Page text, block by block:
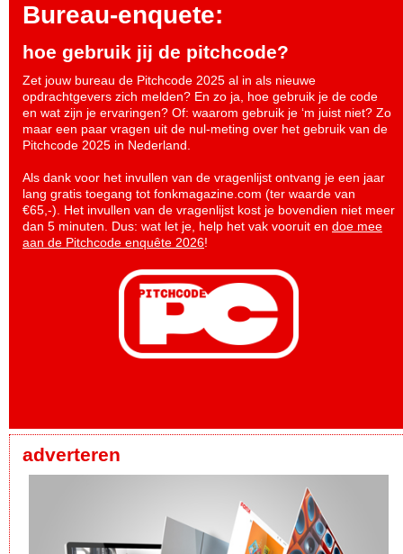
Bureau-enquete:
hoe gebruik jij de pitchcode?
Zet jouw bureau de Pitchcode 2025 al in als nieuwe
opdrachtgevers zich melden? En zo ja, hoe gebruik je de code
en wat zijn je ervaringen? Of: waarom gebruik je ‘m juist niet? Zo
maar een paar vragen uit de nul-meting over het gebruik van de
Pitchcode 2025 in Nederland.
Als dank voor het invullen van de vragenlijst ontvang je een jaar
lang gratis toegang tot fonkmagazine.com (ter waarde van
€65,-). Het invullen van de vragenlijst kost je bovendien niet meer
dan 5 minuten. Dus: wat let je, help het vak vooruit en doe mee
aan de Pitchcode enquête 2026!
adverteren